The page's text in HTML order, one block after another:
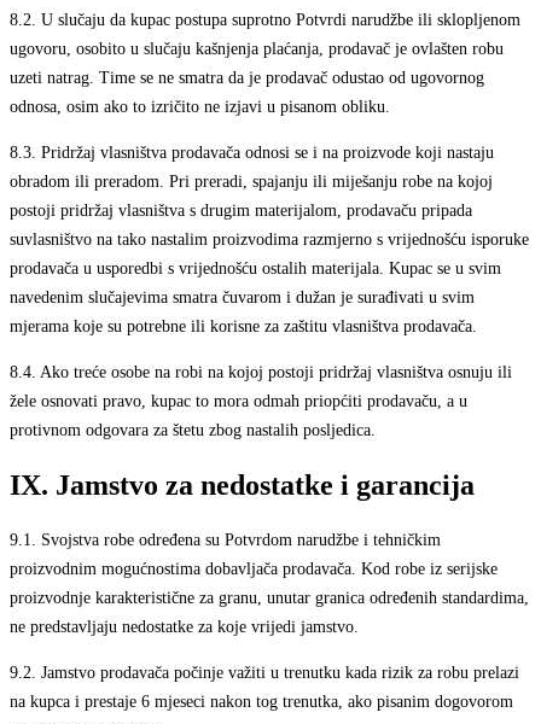
8.2. U slučaju da kupac postupa suprotno Potvrdi narudžbe ili sklopljenom
ugovoru, osobito u slučaju kašnjenja plaćanja, prodavač je ovlašten robu
uzeti natrag. Time se ne smatra da je prodavač odustao od ugovornog
odnosa, osim ako to izričito ne izjavi u pisanom obliku.
8.3. Pridržaj vlasništva prodavača odnosi se i na proizvode koji nastaju
obradom ili preradom. Pri preradi, spajanju ili miješanju robe na kojoj
postoji pridržaj vlasništva s drugim materijalom, prodavaču pripada
suvlasništvo na tako nastalim proizvodima razmjerno s vrijednošću isporuke
prodavača u usporedbi s vrijednošću ostalih materijala. Kupac se u svim
navedenim slučajevima smatra čuvarom i dužan je surađivati u svim
mjerama koje su potrebne ili korisne za zaštitu vlasništva prodavača.
8.4. Ako treće osobe na robi na kojoj postoji pridržaj vlasništva osnuju ili
žele osnovati pravo, kupac to mora odmah priopćiti prodavaču, a u
protivnom odgovara za štetu zbog nastalih posljedica.
IX. Jamstvo za nedostatke i garancija
9.1.
Svojstva robe određena su Potvrdom narudžbe i tehničkim
proizvodnim mogućnostima dobavljača prodavača. Kod robe iz serijske
proizvodnje karakteristične za granu, unutar granica određenih standardima,
ne predstavljaju nedostatke za koje vrijedi jamstvo.
9.2. Jamstvo prodavača počinje važiti u trenutku kada rizik za robu prelazi
na kupca i prestaje 6 mjeseci nakon tog trenutka, ako pisanim dogovorom